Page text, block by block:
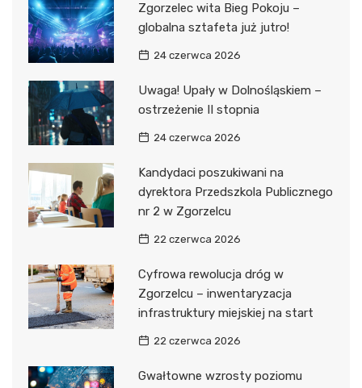
Zgorzelec wita Bieg Pokoju –
globalna sztafeta już jutro!
24 czerwca 2026
Uwaga! Upały w Dolnośląskiem –
ostrzeżenie II stopnia
24 czerwca 2026
Kandydaci poszukiwani na
dyrektora Przedszkola Publicznego
nr 2 w Zgorzelcu
22 czerwca 2026
Cyfrowa rewolucja dróg w
Zgorzelcu – inwentaryzacja
infrastruktury miejskiej na start
22 czerwca 2026
Gwałtowne wzrosty poziomu